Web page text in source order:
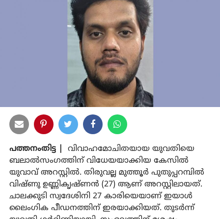
പത്തനംതിട്ട |
വിവാഹമോചിതയായ യുവതിയെ
ബലാല്‍സംഗത്തിന് വിധേയയാക്കിയ കേസില്‍
യുവാവ് അറസ്റ്റില്‍. തിരുവല്ല മുത്തൂര്‍ പുതുപ്പറമ്പില്‍
വിഷ്ണു ഉണ്ണികൃഷ്ണന്‍ (27) ആണ് അറസ്റ്റിലായത്.
ചാലക്കുടി സ്വദേശിനി 27 കാരിയെയാണ് ഇയാള്‍
ലൈംഗിക പീഡനത്തിന് ഇരയാക്കിയത്. തുടര്‍ന്ന്